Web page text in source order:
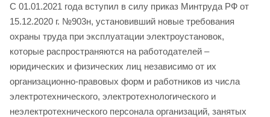
С 01.01.2021 года вступил в силу приказ Минтруда РФ от
15.12.2020 г. №903н, установивший новые требования
охраны труда при эксплуатации электроустановок,
которые распространяются на работодателей –
юридических и физических лиц независимо от их
организационно-правовых форм и работников из числа
электротехнического, электротехнологического и
неэлектротехнического персонала организаций, занятых